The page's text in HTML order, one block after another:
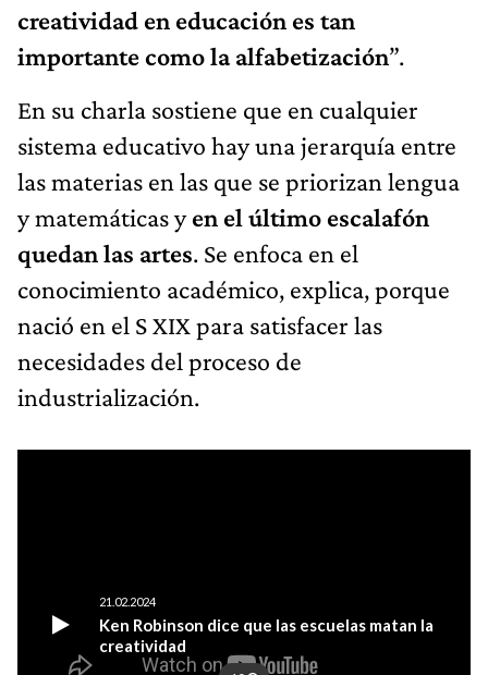
creatividad en educación es tan
importante como la alfabetización”.
En su charla sostiene que en cualquier
sistema educativo hay una jerarquía entre
las materias en las que se priorizan lengua
y matemáticas yen el último escalafón
quedan las artes. Se enfoca en el
conocimiento académico, explica, porque
nació en el S XIX para satisfacer las
necesidades del proceso de
industrialización.